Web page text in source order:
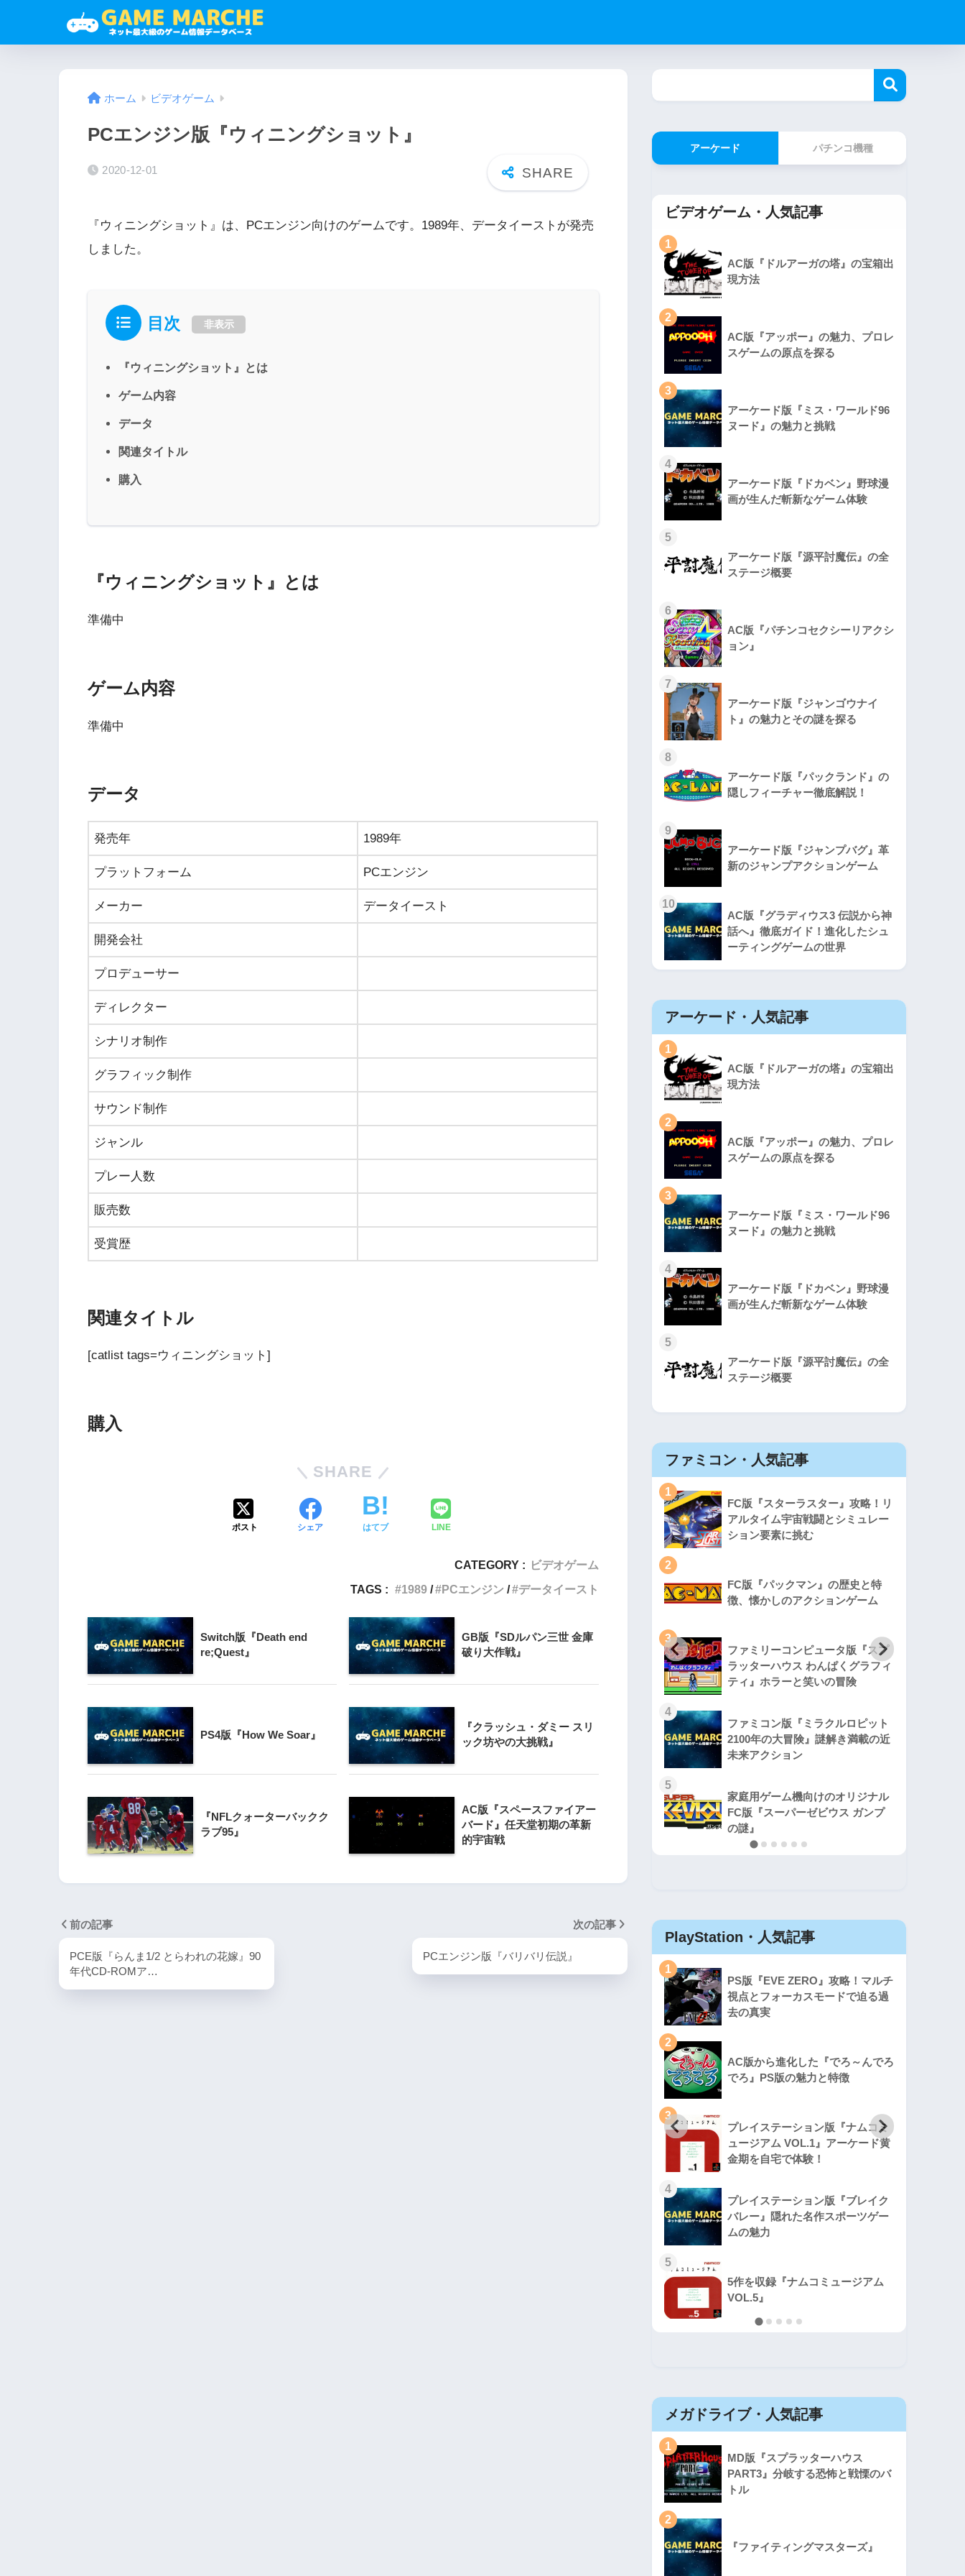
ホーム ビデオゲーム
PCエンジン版『ウィニングショット』
2020-12-01
『ウィニングショット』は、PCエンジン向けのゲームです。1989年、データイーストが発売
しました。
目次 非表示
『ウィニングショット』とは
ゲーム内容
データ
関連タイトル
購入
『ウィニングショット』とは
準備中
ゲーム内容
準備中
データ
発売年 1989年
プラットフォーム PCエンジン
メーカー データイースト
開発会社
プロデューサー
ディレクター
シナリオ制作
グラフィック制作
サウンド制作
ジャンル
プレー人数
販売数
受賞歴
関連タイトル
[catlist tags=ウィニングショット]
購入
SHARE
ポスト シェア はてブ LINE
CATEGORY : ビデオゲーム
TAGS :
1989 PCエンジン データイースト
Switch版『Death end
re;Quest』
GB版『SDルパン三世 金庫
破り大作戦』
PS4版『How We Soar』
『クラッシュ・ダミー スリ
ック坊やの大挑戦』
『NFLクォーターバックク
ラブ95』
AC版『スペースファイアー
バード』任天堂初期の革新
的宇宙戦
前の記事
PCE版『らんま1/2 とらわれの花嫁』90
年代CD-ROMア…
次の記事
PCエンジン版『バリバリ伝説』
アーケード パチンコ機種
ビデオゲーム・人気記事
1
AC版『ドルアーガの塔』の宝箱出
現方法
2
AC版『アッポー』の魅力、プロレ
スゲームの原点を探る
3
アーケード版『ミス・ワールド96
ヌード』の魅力と挑戦
4
アーケード版『ドカベン』野球漫
画が生んだ斬新なゲーム体験
5
アーケード版『源平討魔伝』の全
ステージ概要
6
AC版『パチンコセクシーリアクシ
ョン』
7
アーケード版『ジャンゴウナイ
ト』の魅力とその謎を探る
8
アーケード版『パックランド』の
隠しフィーチャー徹底解説！
9
アーケード版『ジャンプバグ』革
新のジャンプアクションゲーム
10
AC版『グラディウス3 伝説から神
話へ』徹底ガイド！進化したシュ
ーティングゲームの世界
アーケード・人気記事
1
AC版『ドルアーガの塔』の宝箱出
現方法
2
AC版『アッポー』の魅力、プロレ
スゲームの原点を探る
3
アーケード版『ミス・ワールド96
ヌード』の魅力と挑戦
4
アーケード版『ドカベン』野球漫
画が生んだ斬新なゲーム体験
5
アーケード版『源平討魔伝』の全
ステージ概要
WiiU版『ズンバ・フィットネス・
ワールドパーティ』
Wii版『ドラゴンクエストX』シリ
3
Wii版『クレイジークライマー
Wii』直感アクションと障害物突破
の楽しさ
4
『星のカービィ Wii』
Wii版『星のカービィ 20周年スペ
シャルコレクション』
ャ』料理とバトルの融合が魅力の
3
PS4とSwitchで復刻『VS.スター
4
Switch版『ドラゴンボールZ 超武
闘伝』
（パックマンVS.持っている人と
対戦版）』
ファミコン・人気記事
1
FC版『スターラスター』攻略！リ
アルタイム宇宙戦闘とシミュレー
ション要素に挑む
2
FC版『パックマン』の歴史と特
徴、懐かしのアクションゲーム
3
ファミリーコンピュータ版『スプ
ラッターハウス わんぱくグラフィ
ティ』ホラーと笑いの冒険
4
ファミコン版『ミラクルロピット
2100年の大冒険』謎解き満載の近
未来アクション
5
家庭用ゲーム機向けのオリジナル
FC版『スーパーゼビウス ガンプ
の謎』
PS4版『迷宮経営SLG Zombie6tal
1
PlayStation・人気記事
1
PS版『EVE ZERO』攻略！マルチ
視点とフォーカスモードで迫る過
去の真実
2
AC版から進化した『でろ～んでろ
でろ』PS版の魅力と特徴
3
プレイステーション版『ナムコミ
ュージアム VOL.1』アーケード黄
金期を自宅で体験！
4
プレイステーション版『ブレイク
バレー』隠れた名作スポーツゲー
ムの魅力
5
5作を収録『ナムコミュージアム
VOL.5』
メガドライブ・人気記事
1
MD版『スプラッターハウス
PART3』分岐する恐怖と戦慄のバ
トル
2
『ファイティングマスターズ』